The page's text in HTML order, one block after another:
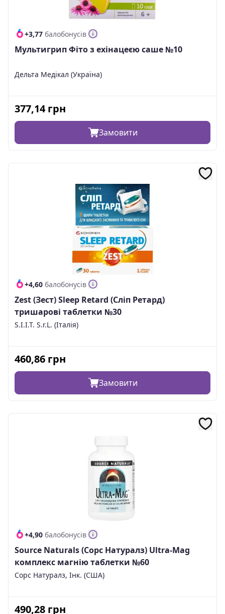
+3,77 балобонусів
Мультигрип Фіто з ехінацеєю саше №10
Дельта Медікал (Україна)
377,14грн
Замовити
+4,60 балобонусів
Zest (Зест) Sleep Retard (Сліп Ретард)
тришарові таблетки №30
S.I.I.T. S.r.L. (Італія)
460,86 грн
Замовити
+4,90 балобонусів
Source Naturals (Сорс Натуралз) Ultra-Mag
комплекс магнію таблетки №60
Сорс Натуралз, Інк. (США)
490,28 грн